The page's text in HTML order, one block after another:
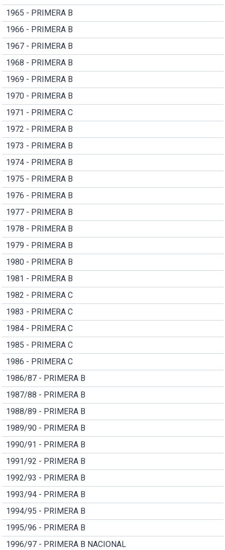
1965 - PRIMERA B
1966 - PRIMERA B
1967 - PRIMERA B
1968 - PRIMERA B
1969 - PRIMERA B
1970 - PRIMERA B
1971 - PRIMERA C
1972 - PRIMERA B
1973 - PRIMERA B
1974 - PRIMERA B
1975 - PRIMERA B
1976 - PRIMERA B
1977 - PRIMERA B
1978 - PRIMERA B
1979 - PRIMERA B
1980 - PRIMERA B
1981 - PRIMERA B
1982 - PRIMERA C
1983 - PRIMERA C
1984 - PRIMERA C
1985 - PRIMERA C
1986 - PRIMERA C
1986/87 - PRIMERA B
1987/88 - PRIMERA B
1988/89 - PRIMERA B
1989/90 - PRIMERA B
1990/91 - PRIMERA B
1991/92 - PRIMERA B
1992/93 - PRIMERA B
1993/94 - PRIMERA B
1994/95 - PRIMERA B
1995/96 - PRIMERA B
1996/97 - PRIMERA B NACIONAL